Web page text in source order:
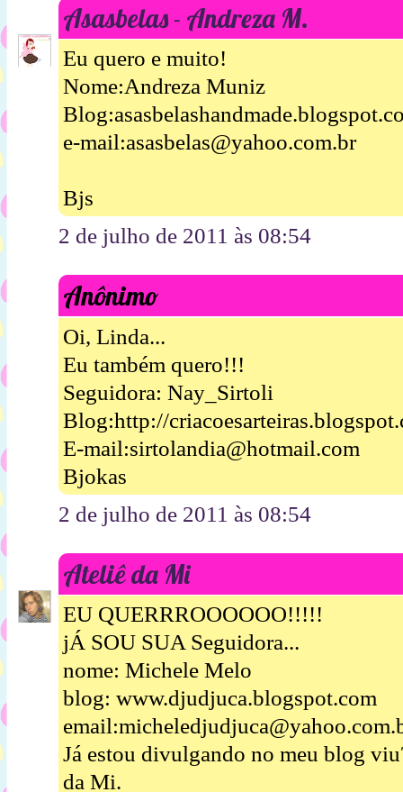
Asasbelas - Andreza M.
Eu quero e muito!
Nome:Andreza Muniz
e-mail:asasbelas@yahoo.com.br
Bjs
2 de julho de 2011 às 08:54
Anônimo
Oi, Linda...
Eu também quero!!!
Seguidora: Nay_Sirtoli
Blog:http://
E-mail:sirtolandia@hotmail.com
Bjokas
2 de julho de 2011 às 08:54
Ateliê da Mi
EU QUERRROOOOOO!!!!!
jÁ SOU SUA Seguidora...
nome: Michele Melo
blog: www.djudjuca.blogspot.com
Já estou divulgando no meu blog
da Mi.